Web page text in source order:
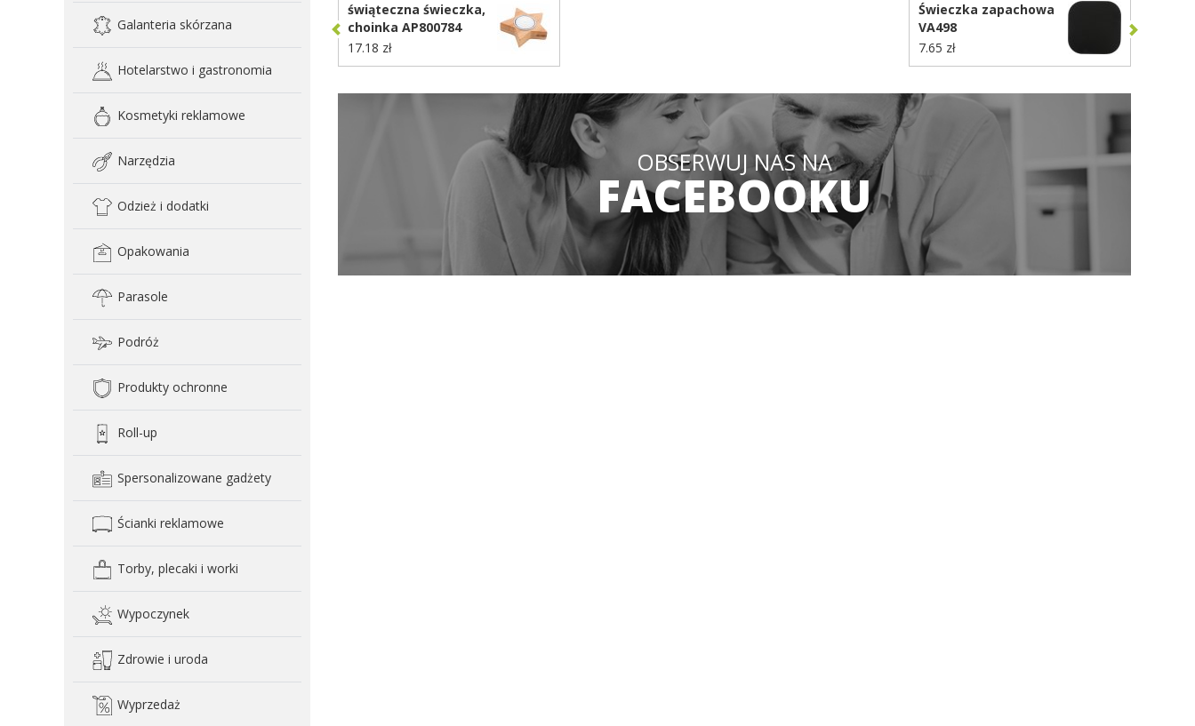
Galanteria skórzana
Hotelarstwo i gastronomia
Kosmetyki reklamowe
Narzędzia
Odzież i dodatki
Opakowania
Parasole
Podróż
Produkty ochronne
Roll-up
Spersonalizowane gadżety
Ścianki reklamowe
Torby, plecaki i worki
Wypoczynek
Zdrowie i uroda
Wyprzedaż
świąteczna świeczka,
choinka AP800784
17.18 zł
Świeczka zapachowa
VA498
7.65 zł
OBSERWUJ NAS NA
FACEBOOKU